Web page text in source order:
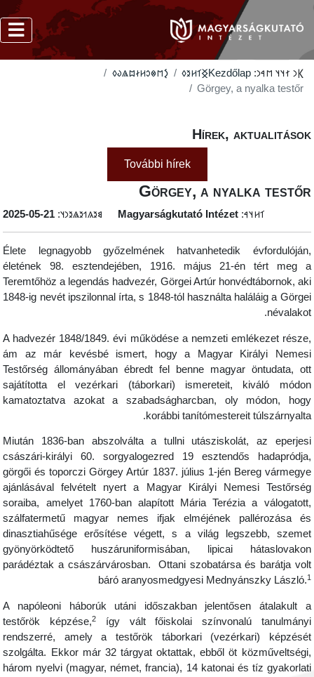
𐲞𐳙 𐳐𐳦𐳦 𐳮𐳀𐳙:
Kezdőlap
‮𐲏𐳑𐳢𐳉𐳓
‮𐲋𐳮𐳌𐳛𐳢𐳇𐳪𐳖𐳜𐳓
Görgey, a nyalka testőr
Hírek,
További hírek
Görgey, a nyalka
𐳑𐳢𐳦𐳀:
Magyarságkutató Intézet
𐳘𐳉𐳍𐳒𐳉𐳖𐳉𐳙𐳦:
‭2025-05-21
Élete legnagyobb győzelmének hatvanhetedik
életének 98. esztendejében, 1916. május 21-én tért meg
Teremtőhöz a legendás hadvezér, Görgei Artúr honvédtábornok,
1848-ig nevét ipszilonnal írta, s 1848-tól használta haláláig a
A hadvezér 1848/1849. évi működése a nemzeti emlékezet
ám az már kevésbé ismert, hogy a Magyar Királyi
Testőrség állományában ébredt fel benne magyar öntudata,
sajátította el vezérkari (táborkari) ismereteit, kiváló
kamatoztatva azokat a szabadságharcban, oly módon,
korábbi tanítómestereit
Miután 1836-ban abszolválta a tullni utásziskolát, az
császári-királyi 60. sorgyalogezred 19 esztendős
görgői és toporczi Görgey Artúr 1837. július 1-jén Bereg
ajánlásával felvételt nyert a Magyar Királyi Nemesi
soraiba, amelyet 1760-ban alapított Mária Terézia a
szálfatermetű magyar nemes ifjak elméjének pallérozása
dinasztiahűsége erősítése végett, s a világ legszebb,
gyönyörködtető huszáruniformisában, lipicai
parádéztak a császárvárosban. Ottani szobatársa és barátja
báró aranyosmedgyesi Mednyánszky László.
A napóleoni háborúk utáni időszakban jelentősen átalakult
testőrök képzése,
így vált főiskolai színvonalú
rendszerré, amely a testőrök táborkari (vezérkari)
szolgálta. Ekkor már 32 tárgyat oktattak, ebből öt
három nyelvi (magyar, német, francia), 14 katonai és tíz